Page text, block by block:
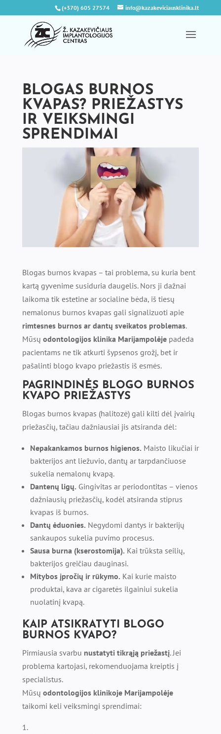
(+370) 605 27574 info@kazakeviciausklinika.lt
BLOGAS BURNOS
KVAPAS? PRIEŽASTYS
IR VEIKSMINGI
SPRENDIMAI
Blogas burnos kvapas – tai problema, su kuria bent
kartą gyvenime susiduria daugelis. Nors ji dažnai
laikoma tik estetine ar socialine bėda, iš tiesų
nemalonus burnos kvapas gali signalizuoti apie
rimtesnes burnos ar dantų sveikatos problemas.
Mūsų odontologijos klinika Marijampolėjepadeda
pacientams ne tik atkurti šypsenos grožį, bet ir
pašalinti blogo kvapo priežastis iš esmės.
PAGRINDINĖS BLOGO BURNOS
KVAPO PRIEŽASTYS
Blogas burnos kvapas (halitozė) gali kilti dėl įvairių
priežasčių, tačiau dažniausiai jis atsiranda dėl:
Nepakankamos burnos higienos. Maisto likučiai ir
bakterijos ant liežuvio, dantų ar tarpdančiuose
sukelia nemalonų kvapą.
Dantenų ligų. Gingivitas ar periodontitas – vienos
dažniausių priežasčių, kodėl atsiranda stiprus
kvapas iš burnos.
Dantų ėduonies. Negydomi dantys ir bakterijų
sankaupos sukelia puvimo procesus.
Sausa burna (kserostomija). Kai trūksta seilių,
bakterijos greičiau dauginasi.
Mitybos įpročių ir rūkymo. Kai kurie maisto
produktai, kava ar cigaretės ilgainiui sukelia
nuolatinį kvapą.
KAIP ATSIKRATYTI BLOGO
BURNOS KVAPO?
Pirmiausia svarbu nustatyti tikrąją priežastį. Jei
problema kartojasi, rekomenduojama kreiptis į
specialistus.
Mūsų odontologijos klinikoje Marijampolėje
taikomi keli veiksmingi sprendimai: